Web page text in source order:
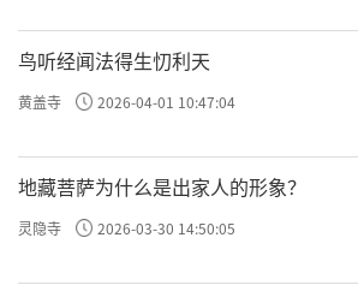
鸟听经闻法得生忉利天
黄盖寺 2026-04-01 10:47:04
地藏菩萨为什么是出家人的形象？
灵隐寺 2026-03-30 14:50:05